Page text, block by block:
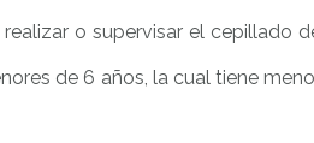
o supervisar el cepillado
de 6 años, la cual tiene